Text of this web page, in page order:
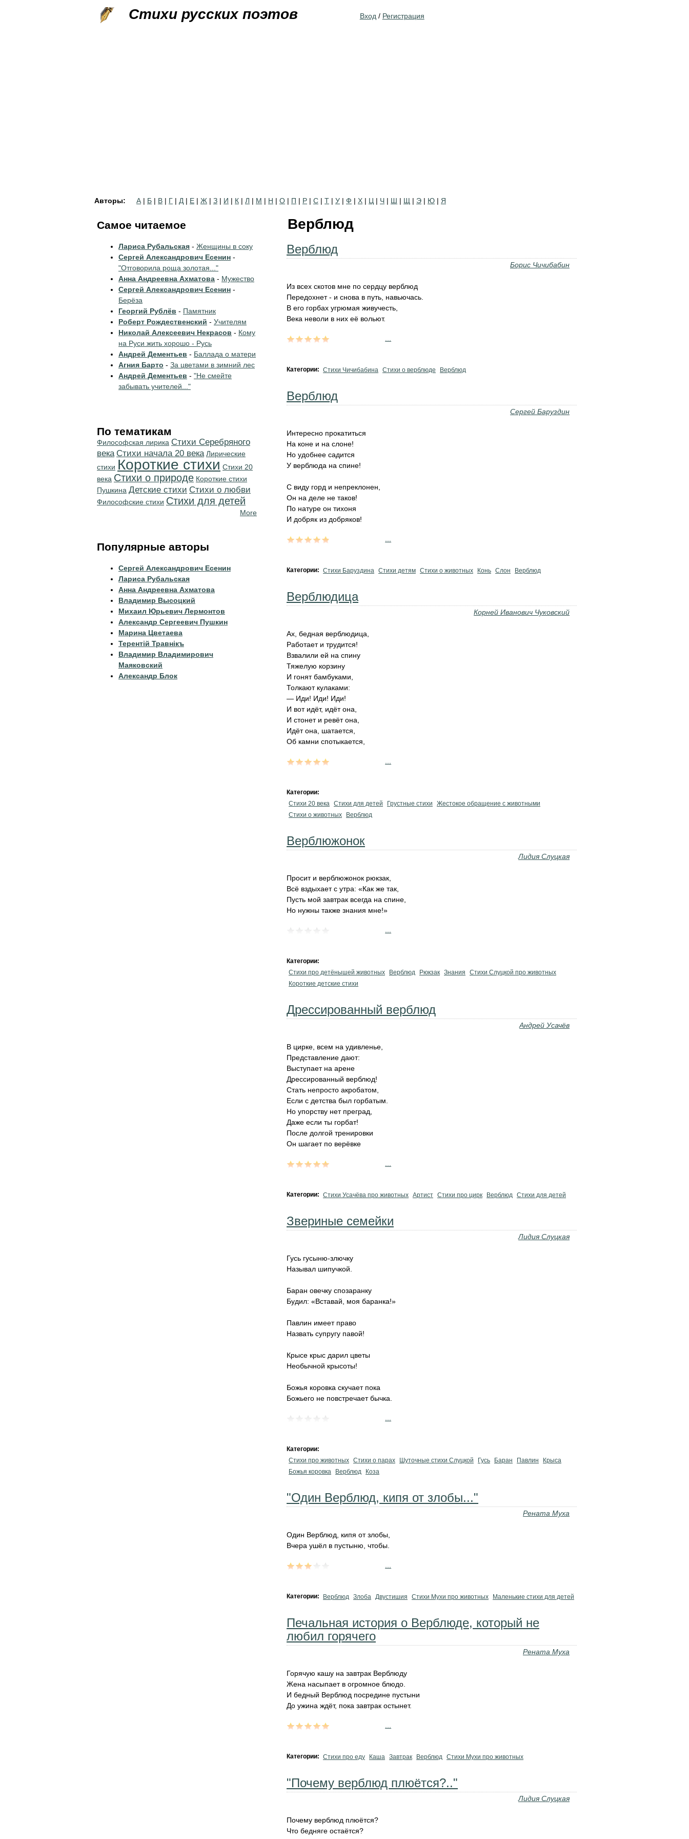
Стихи русских поэтов Вход / Регистрация
Авторы: А | Б | В | Г | Д | Е | Ж | З | И | К | Л | М | Н | О | П | Р | С | Т | У | Ф | Х | Ц | Ч | Ш | Щ | Э | Ю | Я
Верблюд
Верблюд
Борис Чичибабин
Из всех скотов мне по сердцу верблюд
Передохнет - и снова в путь, навьючась.
В его горбах угрюмая живучесть,
Века неволи в них её вольют.
Категории: Стихи Чичибабина Стихи о верблюде Верблюд
Верблюд
Сергей Баруздин
Интересно прокатиться
На коне и на слоне!
Но удобнее садится
У верблюда на спине!
С виду горд и непреклонен,
Он на деле не таков!
По натуре он тихоня
И добряк из добряков!
Категории: Стихи Баруздина Стихи детям Стихи о животных Конь Слон Верблюд
Верблюдица
Корней Иванович Чуковский
Ах, бедная верблюдица,
Работает и трудится!
Взвалили ей на спину
Тяжелую корзину
И гонят бамбуками,
Толкают кулаками:
— Иди! Иди! Иди!
И вот идёт, идёт она,
И стонет и ревёт она,
Идёт она, шатается,
Об камни спотыкается,
Категории:
Стихи 20 века Стихи для детей Грустные стихи
Жестокое обращение с животными
Стихи о животных
Верблюд
Верблюжонок
Лидия Слуцкая
Просит и верблюжонок рюкзак,
Всё вздыхает с утра: «Как же так,
Пусть мой завтрак всегда на спине,
Но нужны также знания мне!»
Категории:
Стихи про детёнышей животных
Верблюд Рюкзак Знания
Стихи Слуцкой про животных
Короткие детские стихи
Дрессированный верблюд
Андрей Усачёв
В цирке, всем на удивленье,
Представление дают:
Выступает на арене
Дрессированный верблюд!
Стать непросто акробатом,
Если с детства был горбатым.
Но упорству нет преград,
Даже если ты горбат!
После долгой тренировки
Он шагает по верёвке
Категории: Стихи Усачёва про животных Артист Стихи про цирк Верблюд Стихи для детей
Звериные семейки
Лидия Слуцкая
Гусь гусыню-злючку
Называл шипучкой.
Баран овечку спозаранку
Будил: «Вставай, моя баранка!»
Павлин имеет право
Назвать супругу павой!
Крысе крыс дарил цветы
Необычной крысоты!
Божья коровка скучает пока
Божьего не повстречает бычка.
Категории:
Стихи про животных Стихи о парах Шуточные стихи Слуцкой Гусь Баран Павлин
Крыса
Божья коровка
Верблюд Коза
"Один Верблюд, кипя от злобы..."
Рената Муха
Один Верблюд, кипя от злобы,
Вчера ушёл в пустыню, чтобы.
Категории: Верблюд Злоба Двустишия Стихи Мухи про животных Маленькие стихи для детей
Печальная история о Верблюде, который не
любил горячего
Рената Муха
Горячую кашу на завтрак Верблюду
Жена насыпает в огромное блюдо.
И бедный Верблюд посредине пустыни
До ужина ждёт, пока завтрак остынет.
Категории: Стихи про еду Каша Завтрак Верблюд Стихи Мухи про животных
"Почему верблюд плюётся?.."
Лидия Слуцкая
Почему верблюд плюётся?
Что бедняге остаётся?
Самое читаемое
Лариса Рубальская - Женщины в соку
Сергей Александрович Есенин -
"Отговорила роща золотая..."
Анна Андреевна Ахматова - Мужество
Сергей Александрович Есенин -
Берёза
Георгий Рублёв - Памятник
Роберт Рождественский - Учителям
Николай Алексеевич Некрасов - Кому
на Руси жить хорошо - Русь
Андрей Дементьев - Баллада о матери
Агния Барто - За цветами в зимний лес
Андрей Дементьев - "Не смейте
забывать учителей..."
По тематикам
Философская лирика Cтихи Серебряного
века Cтихи начала 20 века Лирические
стихи Короткие стихи Стихи 20
века Стихи о природе Короткие стихи
Пушкина Детские стихи Стихи о любви
Философские стихи Стихи для детей
More
Популярные авторы
Сергей Александрович Есенин
Лариса Рубальская
Анна Андреевна Ахматова
Владимир Высоцкий
Михаил Юрьевич Лермонтов
Александр Сергеевич Пушкин
Марина Цветаева
Терентiй Травнiкъ
Владимир Владимирович
Маяковский
Александр Блок